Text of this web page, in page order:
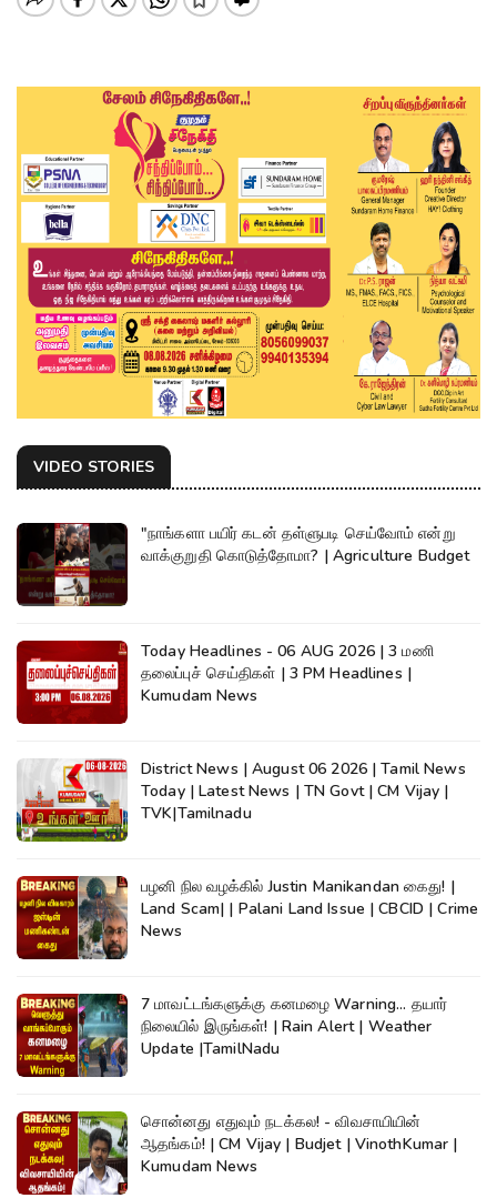
VIDEO STORIES
"நாங்களா பயிர் கடன் தள்ளுபடி செய்வோம் என்று
வாக்குறுதி கொடுத்தோமா? | Agriculture Budget
Today Headlines - 06 AUG 2026 | 3 மணி
தலைப்புச் செய்திகள் | 3 PM Headlines |
Kumudam News
District News | August 06 2026 | Tamil News
Today | Latest News | TN Govt | CM Vijay |
TVK|Tamilnadu
பழனி நில வழக்கில் Justin Manikandan கைது! |
Land Scam| | Palani Land Issue | CBCID | Crime
News
7 மாவட்டங்களுக்கு கனமழை Warning... தயார்
நிலையில் இருங்கள்! | Rain Alert | Weather
Update |TamilNadu
சொன்னது எதுவும் நடக்கல! - விவசாயியின்
ஆதங்கம்! | CM Vijay | Budjet | VinothKumar |
Kumudam News